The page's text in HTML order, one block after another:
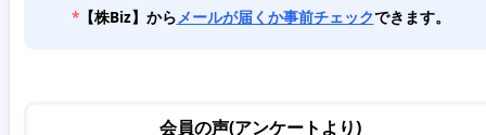
*【株Biz】からメールが届くか事前チェックできます。
会員の声(アンケートより)